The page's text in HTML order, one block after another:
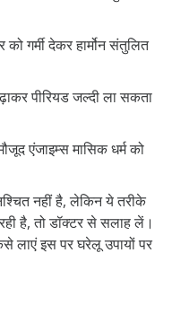
को गर्मी देकर हार्मोन संतुलित
पीरियड जल्दी ला सकता
एंजाइम्स मासिक धर्म को
नहीं है, लेकिन ये तरीके
है, तो डॉक्टर से सलाह लें।
लाएं इस पर घरेलू उपायों पर